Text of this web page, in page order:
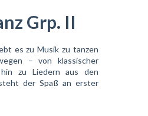
Grp. II
es zu Musik zu tanzen
– von klassischer
zu Liedern aus den
der Spaß an erster